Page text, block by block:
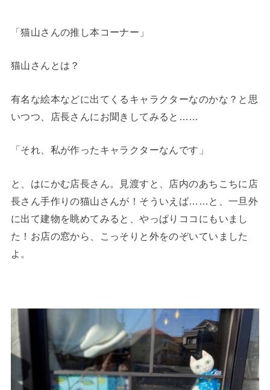
「猫山さんの推し本コーナー」
猫山さんとは？
有名な絵本などに出てくるキャラクターなのかな？と思
いつつ、店長さんにお聞きしてみると……
「それ、私が作ったキャラクターなんです」
と、はにかむ店長さん。見渡すと、店内のあちこちに店
長さん手作りの猫山さんが！そういえば……と、一旦外
に出て建物を眺めてみると、やっぱりココにもいまし
た！お店の窓から、こっそりと外をのぞいていました
よ。